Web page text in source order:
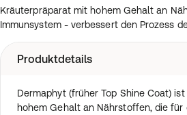
Kräuterpräparat mit hohem Gehalt an
Immunsystem - verbessert den Prozess
Produktdetails
Dermaphyt (früher Top Shine Coat)
hohem Gehalt an Nährstoffen, die für